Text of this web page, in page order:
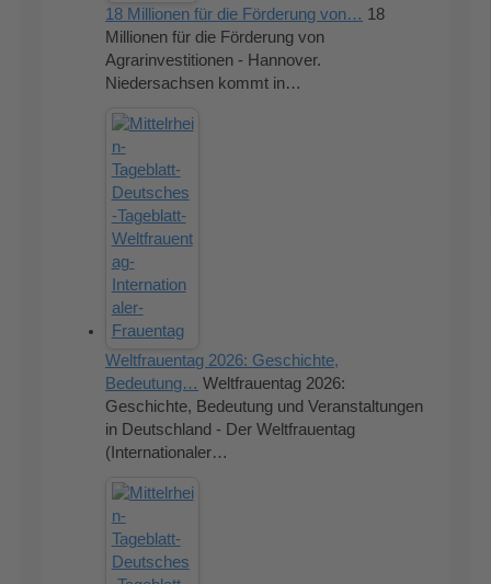
18 Millionen für die Förderung von… 18
Millionen für die Förderung von
Agrarinvestitionen - Hannover.
Niedersachsen kommt in…
Weltfrauentag 2026: Geschichte,
Bedeutung… Weltfrauentag 2026:
Geschichte, Bedeutung und Veranstaltungen
in Deutschland - Der Weltfrauentag
(Internationaler…